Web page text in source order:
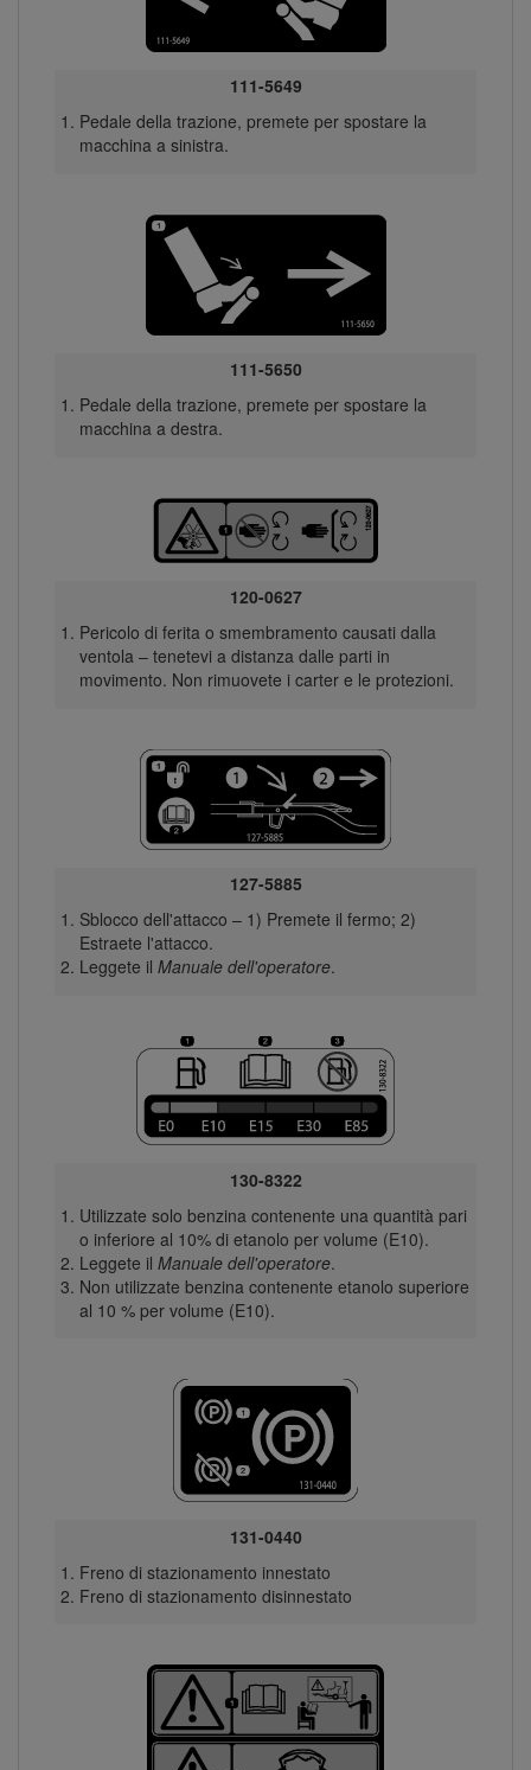
111-5649
Pedale della trazione, premete per spostare la
macchina a sinistra.
111-5650
Pedale della trazione, premete per spostare la
macchina a destra.
120-0627
Pericolo di ferita o smembramento causati dalla
ventola – tenetevi a distanza dalle parti in
movimento. Non rimuovete i carter e le protezioni.
127-5885
Sblocco dell'attacco – 1) Premete il fermo; 2)
Estraete l'attacco.
Leggete il Manuale dell'operatore.
130-8322
Utilizzate solo benzina contenente una quantità pari
o inferiore al 10% di etanolo per volume (E10).
Leggete il Manuale dell'operatore.
Non utilizzate benzina contenente etanolo superiore
al 10 % per volume (E10).
131-0440
Freno di stazionamento innestato
Freno di stazionamento disinnestato